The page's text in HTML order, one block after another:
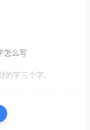
怎么写
字三个字。